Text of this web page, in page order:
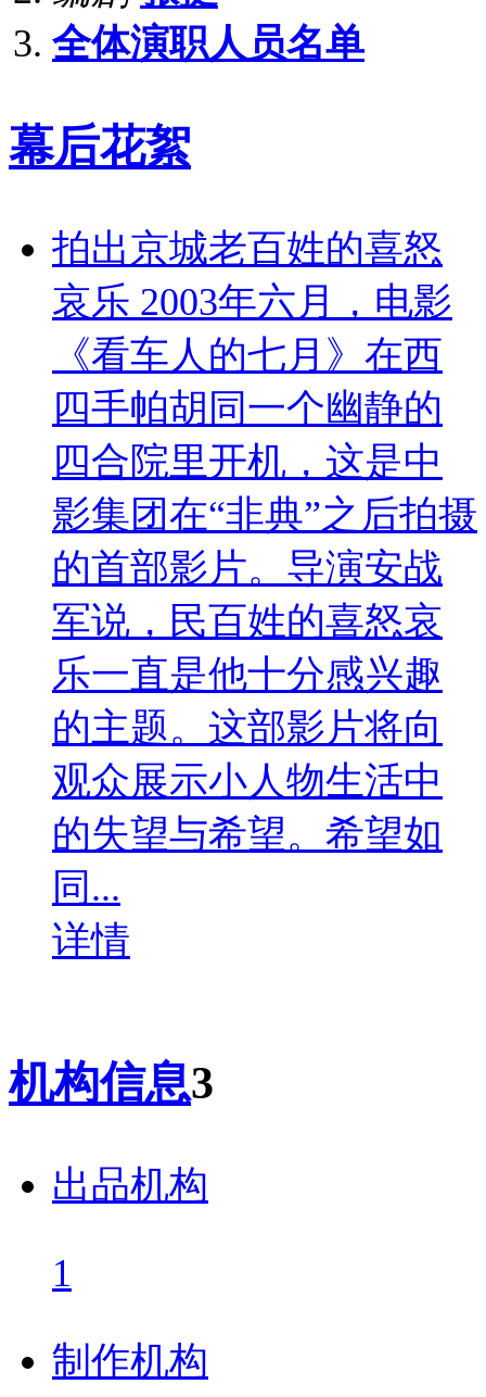
全体演职人员名单
幕后花絮
拍出京城老百姓的喜怒
哀乐 2003年六月，电影
《看车人的七月》在西
四手帕胡同一个幽静的
四合院里开机，这是中
影集团在“非典”之后拍摄
的首部影片。导演安战
军说，民百姓的喜怒哀
乐一直是他十分感兴趣
的主题。这部影片将向
观众展示小人物生活中
的失望与希望。希望如
同...
详情
机构信息3
出品机构
1
制作机构